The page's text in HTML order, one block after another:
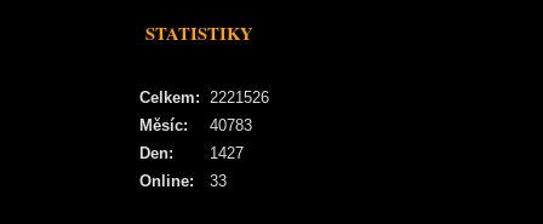
STATISTIKY
Online: 33
Celkem: 2221526
Měsíc:
40783
Den:
1427